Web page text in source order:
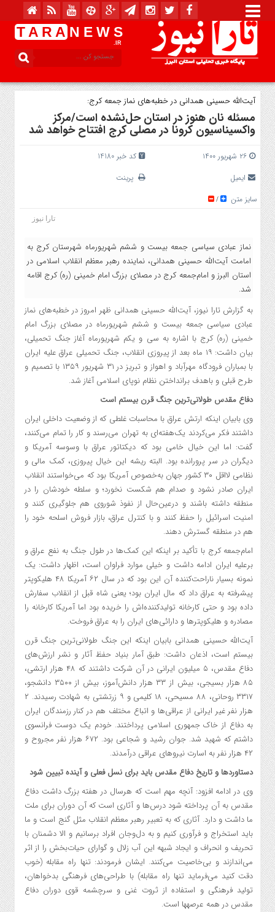
T A R A N E W S
.IR
آیت‌الله حسینی همدانی در خطبه‌های نماز جمعه کرج:
مسئله نان هنوز در استان حل‌نشده است/مرکز
واکسیناسیون کرونا در مصلی کرج افتتاح خواهد شد
۲۶ شهریور ۱۴۰۰
کد خبر 14180
ایمیل
پرینت
سایز متن
/
تارا نیوز
نماز عبادی سیاسی جمعه بیست و ششم شهریورماه شهرستان کرج به
امامت آیت‌الله حسینی همدانی، نماینده رهبر معظم انقلاب اسلامی در
استان البرز و امام‌جمعه کرج در مصلای بزرگ امام خمینی (ره) کرج اقامه
شد.
به گزارش تارا نیوز، آیت‌الله حسینی همدانی ظهر امروز در خطبه‌های نماز
عبادی سیاسی جمعه بیست و ششم شهریورماه در مصلای بزرگ امام
خمینی (ره) کرج با اشاره به سی و یکم شهریورماه آغاز جنگ تحمیلی،
بیان داشت: ۱۹ ماه بعد از پیروزی انقلاب، جنگ تحمیلی عراق علیه ایران
با بمباران فرودگاه مهرآباد و اهواز و تبریز در ۳۱ شهریور ۱۳۵۹ با تصمیم و
طرح قبلى و باهدف برانداختن نظام نوپاى اسلامى آغاز شد.
دفاع مقدس طولانی‌ترین جنگ قرن بیستم است
وی بابیان اینکه ارتش عراق با محاسبات غلطی که از وضعیت داخلی ایران
داشتند فکر می‌کردند یک‌هفته‌ای به تهران می‌رسند و کار را تمام می‌کنند،
گفت: اما این خیال خامی بود که دیکتاتور عراق با وسوسه آمریکا و
دیگران در سر پرورانده بود. البته ریشه این خیال پیروزی، کمک مالی و
نظامی لااقل ۳۰ کشور جهان به‌خصوص آمریکا بود که می‌خواستند انقلاب
ایران صادر نشود و صدام هم شکست نخورد؛ و سلطه خودشان را در
منطقه داشته باشند و درعین‌حال از نفوذ شوروی هم جلوگیری کنند و
امنیت اسرائیل را حفظ کنند و با کنترل عراق، بازار فروش اسلحه خود را
هم در منطقه گسترش دهند.
امام‌جمعه کرج با تأکید بر اینکه این کمک‌ها در طول جنگ به نفع عراق و
برعلیه ایران ادامه داشت و خیلی موارد فراوان است، اظهار داشت: یک
نمونه بسیار ناراحت‌کننده آن این بود که در سال ۶۲ آمریکا ۴۸ هلیکوپتر
پیشرفته به عراق داد که مال ایران بود؛ یعنی شاه قبل از انقلاب سفارش
داده بود و حتی کارخانه تولیدکننده‌اش را خریده بود اما آمریکا کارخانه را
مصادره و هلیکوپترها و دارائی‌های ایران را به عراق فروخت.
آیت‌الله حسینی همدانی بابیان اینکه این جنگ طولانی‌ترین جنگ قرن
بیستم است، اذعان داشت: طبق آمار بنیاد حفظ آثار و نشر ارزش‌های
دفاع مقدس، ۵ میلیون ایرانی در آن شرکت داشتند که ۴۸ هزار ارتشی،
۸۵ هزار بسیجی، بیش از ۳۳ هزار دانش‌آموز، بیش از ۳۵۰۰ دانشجو،
۳۳۱۷ روحانی، ۸۸ مسیحی، ۱۸ کلیمی و ۹ زرتشتی به شهادت رسیدند. ۲
هزار نفر غیر ایرانی از عراقی‌ها و اتباع مختلف هم در کنار رزمندگان ایران
به دفاع از خاک جمهوری اسلامی پرداختند. خودم یک دوست فرانسوی
داشتم که شهید شد. جوان رشید و شجاعی بود. ۶۷۲ هزار نفر مجروح و
۴۲ هزار نفر به اسارت نیروهای عراقی درآمدند.
دستاوردها و تاریخ دفاع مقدس باید برای نسل فعلی و آینده تبیین شود
وی در ادامه افزود: آنچه مهم است که هرسال در هفته بزرگ داشت دفاع
مقدس به آن پرداخته شود درس‌ها و آثاری است که آن دوران برای ملت
ما داشت و دارد. آثاری که به تعبیر رهبر معظم انقلاب مثل گنج است و ما
باید استخراج و فرآوری کنیم و به دل‌وجان افراد برسانیم و الا دشمنان با
تحریف و انحراف و ایجاد شبهه این آب زلال و گوارای حیات‌بخش را از اثر
می‌اندازند و بی‌خاصیت می‌کنند. ایشان فرمودند: تنها راه مقابله (خوب
دقت کنید می‌فرماید تنها راه مقابله) با طراحی‌های فرهنگی بدخواهان،
تولید فرهنگی و استفاده از ثروت غنی و سرچشمه قوی دوران دفاع
مقدس در همه عرصه‏ها است.